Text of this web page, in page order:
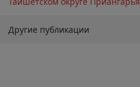
Другие публикации